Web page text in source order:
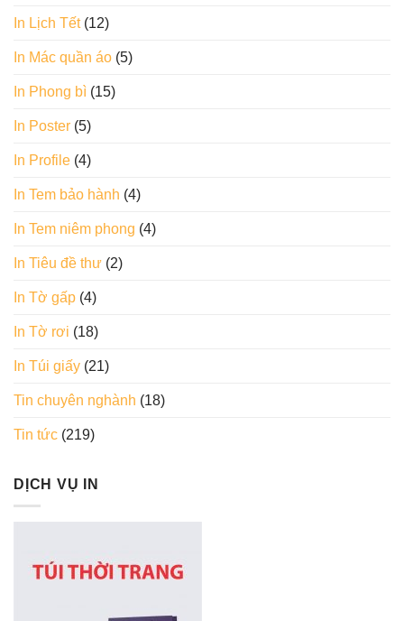
In Lịch Tết(12)
In Mác quần áo (5)
In Phong bì (15)
In Poster (5)
In Profile (4)
In Tem bảo hành (4)
In Tem niêm phong (4)
In Tiêu đề thư (2)
In Tờ gấp (4)
In Tờ rơi (18)
In Túi giấy (21)
Tin chuyên nghành (18)
Tin tức (219)
DỊCH VỤ IN